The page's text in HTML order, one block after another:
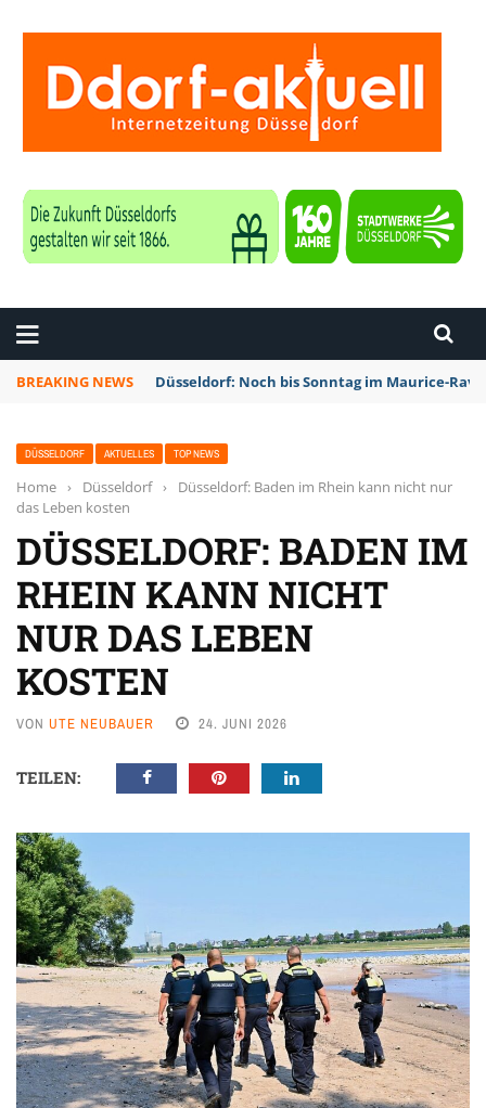
BREAKING NEWS Düsseldorf: Noch bis Sonntag im Maurice-
DÜSSELDORF AKTUELLES TOP NEWS
Home › Düsseldorf ›
Düsseldorf: Baden im Rhein kann nicht nur
das Leben kosten
DÜSSELDORF: BADEN IM
RHEIN KANN NICHT
NUR DAS LEBEN
KOSTEN
VON UTE NEUBAUER 24. JUNI 2026
TEILEN: